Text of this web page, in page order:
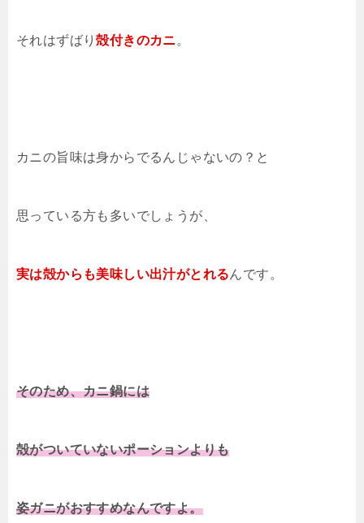
それはずばり殻付きのカニ 。
カニの旨味は身からでるんじゃないの？と
思っている方も多いでしょうが、
実は殻からも美味しい出汁がとれるんです。
そのため、カニ鍋には
殻がついていないポーションよりも
姿ガニがおすすめなんですよ。